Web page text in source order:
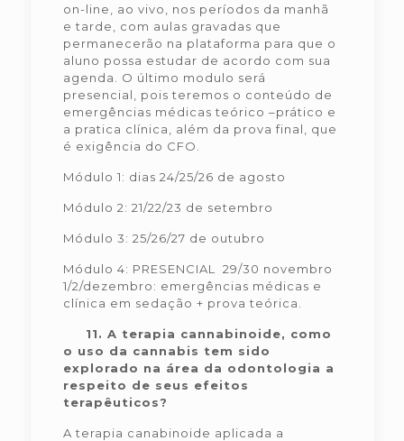
on-line, ao vivo, nos períodos da manhã
e tarde, com aulas gravadas que
permanecerão na plataforma para que o
aluno possa estudar de acordo com sua
agenda. O último modulo será
presencial, pois teremos o conteúdo de
emergências médicas teórico –prático e
a pratica clínica, além da prova final, que
é exigência do CFO.
Módulo 1: dias 24/25/26 de agosto
Módulo 2: 21/22/23 de setembro
Módulo 3: 25/26/27 de outubro
Módulo 4: PRESENCIAL 29/30 novembro
1/2/dezembro: emergências médicas e
clínica em sedação + prova teórica.
11. A terapia cannabinoide, como
o uso da cannabis tem sido
explorado na área da odontologia a
respeito de seus efeitos
terapêuticos?
A terapia canabinoide aplicada a